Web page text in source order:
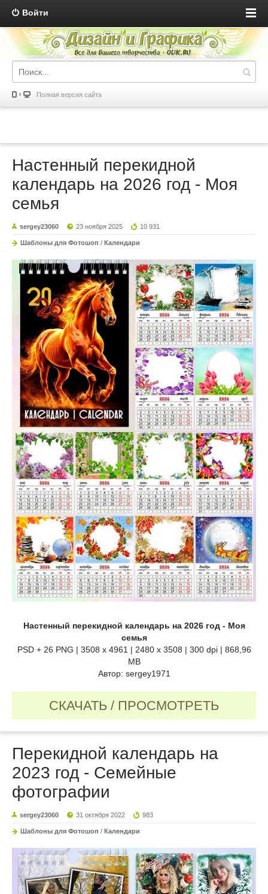
Войти
Полная версия сайта
Настенный перекидной
календарь на 2026 год - Моя
семья
sergey23060 23 ноября 2025 10 931
Шаблоны для Фотошоп / Календари
Настенный перекидной календарь на 2026 год - Моя
семья
PSD + 26 PNG | 3508 x 4961 | 2480 x 3508 | 300 dpi | 868,96
MB
Автор: sergey1971
СКАЧАТЬ / ПРОСМОТРЕТЬ
Перекидной календарь на
2023 год - Семейные
фотографии
sergey23060 31 октября 2022 983
Шаблоны для Фотошоп / Календари